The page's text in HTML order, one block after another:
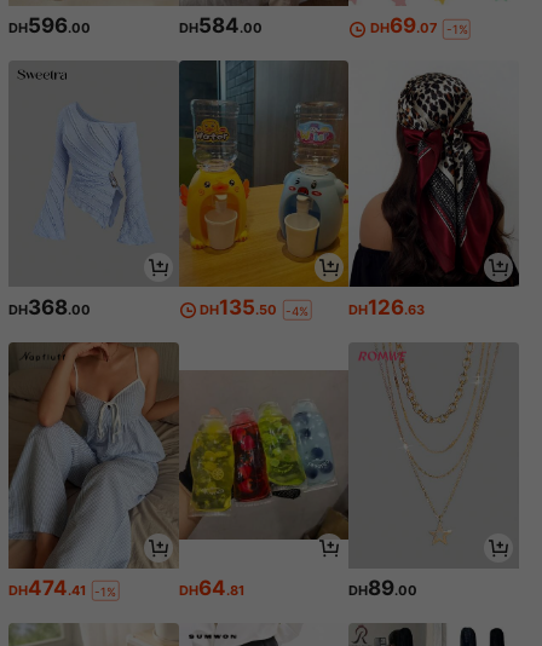
DH596.00 DH584.00 DH69.07 -1%
DH368.00 DH135.50 -4% DH126.63
DH474.41 -1% DH64.81 DH89.00